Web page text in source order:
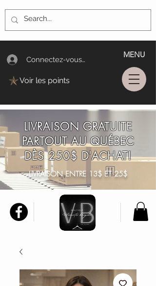
Connectez-vous/Log In
MENU
Voir les points
LIVRAISON GRATUITE
PARTOUT AU QUÉBEC
DÈS 250$ D'ACHAT!
LIVRAISON ENTRE 13$ ET 25$